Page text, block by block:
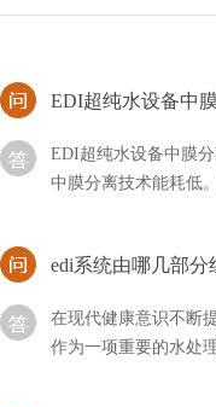
编辑出水电阻率的一
中膜分离技术能耗低
透耗能更低，这对于
作为一项重要的水处
讨EDI净水设备的模